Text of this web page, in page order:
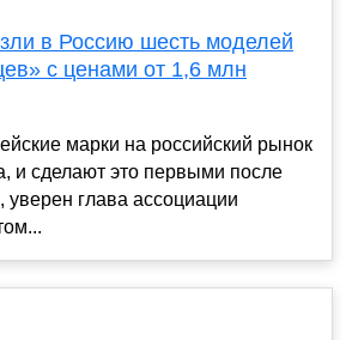
в Россию шесть моделей
с ценами от 1,6 млн
марки на российский рынок
и сделают это первыми после
уверен глава ассоциации